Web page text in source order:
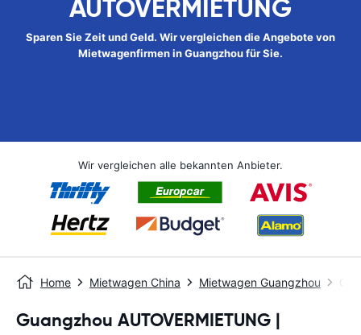
AUTOVERMIETUNG
Sparen Sie Zeit und Geld. Wir vergleichen die Angebote von
Mietwagenfirmen in Guangzhou für Sie.
Wir vergleichen alle bekannten Anbieter.
Home Mietwagen China Mietwagen Guangzhou
Guangzhou AUTOVERMIETUNG |